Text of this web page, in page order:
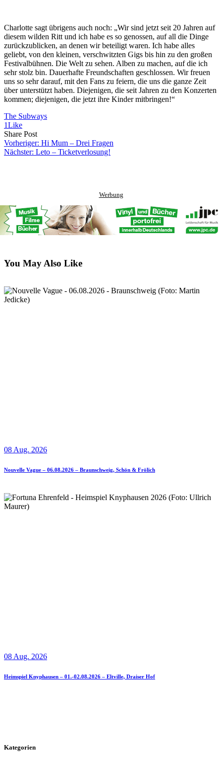
Charlotte sagt übrigens auch noch: „Wir sind jetzt seit 20 Jahren auf
diesem wilden Ritt und ich habe es so genossen, auf all die Dinge
zurückzublicken, an denen wir beteiligt waren. Ich habe alles
geliebt, von den kleinen, verschwitzten Gigs bis hin zu den großen
Festivalbühnen. Die Welt zu sehen. Alben zu machen, auf die ich
sehr stolz bin. Dauerhafte Freundschaften geschlossen. Wir freuen
uns so sehr darauf, mit den Fans zu feiern, die uns die ganze Zeit
über unterstützt haben. Diejenigen, die seit Jahren zu den Konzerten
kommen; diejenigen, die jetzt ihre Kinder mitbringen!“
The Subways
1Like
Share PostShare
on
Facebook
Copy
URL
to
Send
Link
via
Vorheriger: Hi Mum – Drei Fragen
Nächster: Leto – Ticketverlosung!
Werbung
You May Also Like
08 Aug. 2026
Nouvelle Vague – 06.08.2026 – Braunschweig, Schön & Frölich
08 Aug. 2026
Heimspiel Knyphausen – 01.-02.08.2026 – Eltville, Draiser Hof
Kategorien